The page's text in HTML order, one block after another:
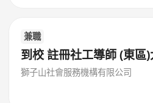
兼職
到校 註冊社工導師 (東區
獅子山社會服務機構有限公司